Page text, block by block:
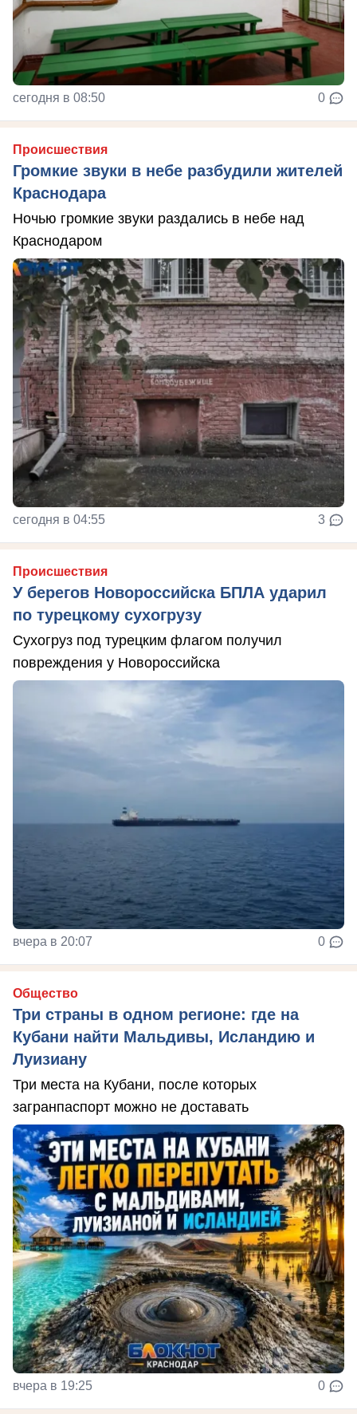
сегодня в 08:50 0
Происшествия
Громкие звуки в небе разбудили жителей
Краснодара
Ночью громкие звуки раздались в небе над
Краснодаром
сегодня в 04:55 3
Происшествия
У берегов Новороссийска БПЛА ударил
по турецкому сухогрузу
Сухогруз под турецким флагом получил
повреждения у Новороссийска
вчера в 20:07 0
Общество
Три страны в одном регионе: где на
Кубани найти Мальдивы, Исландию и
Луизиану
Три места на Кубани, после которых
загранпаспорт можно не доставать
вчера в 19:25 0